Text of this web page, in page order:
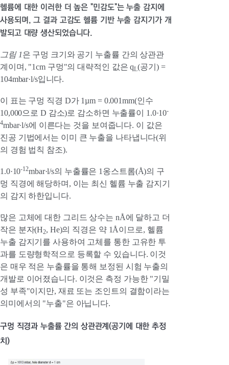
헬륨에 대한 이러한 더 높은 "민감도"는 누출 감지에
사용되며, 그 결과 고감도 헬륨 기반 누출 감지기가 개
발되고 대량 생산되었습니다.
그림 1은 구멍 크기와 공기 누출률 간의 상관관
계이며, "1cm 구멍"의 대략적인 값은 qL(공기) =
104mbar·l/s입니다.
이 표는 구멍 직경 D가 1µm = 0.001mm(인수
10,000으로 D 감소)로 감소하면 누출률이 1.0·10-
4mbar·l/s에 이른다는 것을 보여줍니다. 이 값은
진공 기법에서는 이미 큰 누출을 나타냅니다(위
의 경험 법칙 참조).
1.0·10-12mbar·l/s의 누출률은 1옹스트롬(Å)의 구
멍 직경에 해당하며, 이는 최신 헬륨 누출 감지기
의 감지 하한입니다.
많은 고체에 대한 그리드 상수는 nÅ에 달하고 더
작은 분자(H2, He)의 직경은 약 1Å이므로, 헬륨
누출 감지기를 사용하여 고체를 통한 고유한 투
과를 도량형학적으로 등록할 수 있습니다. 이것
은 매우 적은 누출률을 통해 보정된 시험 누출의
개발로 이어졌습니다. 이것은 측정 가능한 "기밀
성 부족"이지만, 재료 또는 조인트의 결함이라는
의미에서의 "누출"은 아닙니다.
구멍 직경과 누출률 간의 상관관계(공기에 대한 추정
치)